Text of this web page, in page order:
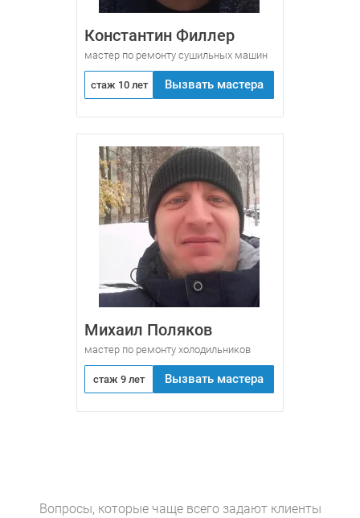
Константин Филлер
мастер по ремонту сушильных машин
стаж 10 лет Вызвать мастера
Михаил Поляков
мастер по ремонту холодильников
стаж 9 лет Вызвать мастера
Вопросы, которые чаще всего задают клиенты